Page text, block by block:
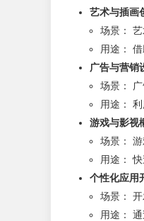
艺术与插画
场景：
用途：
广告与营销
场景： 广
用途：
游戏与影视
场景： 游
用途：
个性化应用
场景：
用途：